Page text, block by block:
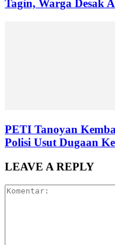
Tagin, Warga Desak
PETI Tanoyan
Polisi Usut Dugaan
LEAVE A REPLY